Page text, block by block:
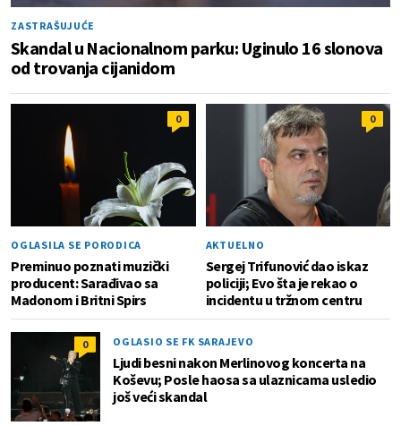
ZASTRAŠUJUĆE
Skandal u Nacionalnom parku: Uginulo 16 slonova
od trovanja cijanidom
0
OGLASILA SE PORODICA
Preminuo poznati muzički
producent: Sarađivao sa
Madonom i Britni Spirs
0
AKTUELNO
Sergej Trifunović dao iskaz
policiji; Evo šta je rekao o
incidentu u tržnom centru
0 OGLASIO SE FK SARAJEVO
Ljudi besni nakon Merlinovog koncerta na
Koševu; Posle haosa sa ulaznicama usledio
još veći skandal